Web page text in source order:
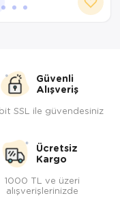
Güvenli
Alışveriş
SSL ile güvendesiniz
Ücretsiz
Kargo
1000 TL ve üzeri
alışverişlerinizde